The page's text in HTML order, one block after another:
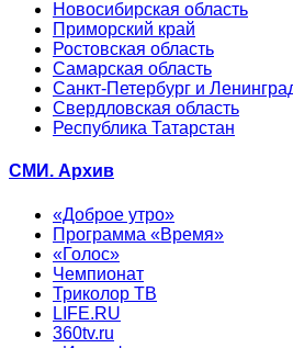
Новосибирская область
Приморский край
Ростовская область
Самарская область
Санкт-Петербург и
Свердловская область
Республика Татарстан
СМИ. Архив
«Доброе утро»
Программа «Время»
«Голос»
Чемпионат
Триколор ТВ
LIFE.RU
360tv.ru